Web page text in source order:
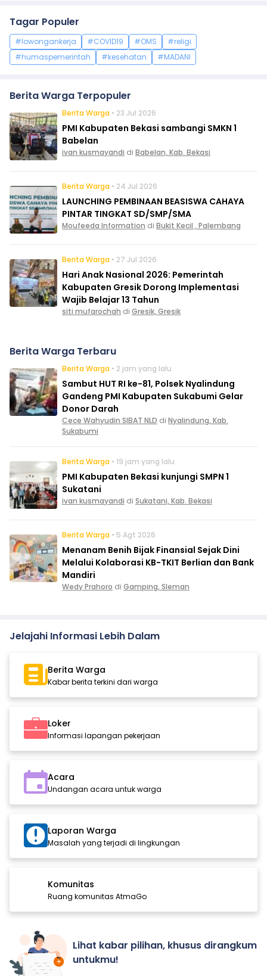
Tagar Populer
#lowongankerja #COVID19 #OMS
#religi
#humaspemerintah
#kesehatan #MADANI
Berita Warga Terpopuler
Berita Warga • 23 Jul 2026
PMI Kabupaten Bekasi sambangi SMKN 1
Babelan
ivan kusmayandi di Babelan, Kab. Bekasi
Berita Warga • 24 Jul 2026
LAUNCHING PEMBINAAN BEASISWA CAHAYA
PINTAR TINGKAT SD/SMP/SMA
Moufeeda Information di Bukit Kecil , Palembang
Berita Warga • 27 Jul 2026
Hari Anak Nasional 2026: Pemerintah
Kabupaten Gresik Dorong Implementasi
Wajib Belajar 13 Tahun
siti mufarochah di Gresik, Gresik
Berita Warga Terbaru
Berita Warga • 2 jam yang lalu
Sambut HUT RI ke-81, Polsek Nyalindung
Gandeng PMI Kabupaten Sukabumi Gelar
Donor Darah
Cece Wahyudin SIBAT NLD di Nyalindung, Kab.
Sukabumi
Berita Warga • 19 jam yang lalu
PMI Kabupaten Bekasi kunjungi SMPN 1
Sukatani
ivan kusmayandi di Sukatani, Kab. Bekasi
Berita Warga • 5 Agt 2026
Menanam Benih Bijak Finansial Sejak Dini
Melalui Kolaborasi KB-TKIT Berlian dan Bank
Mandiri
Wedy Prahoro di Gamping, Sleman
Jelajahi Informasi Lebih Dalam
Berita Warga
Kabar berita terkini dari warga
Loker
Informasi lapangan pekerjaan
Acara
Undangan acara untuk warga
Laporan Warga
Masalah yang terjadi di lingkungan
Komunitas
Ruang komunitas AtmaGo
Lihat kabar pilihan, khusus dirangkum
untukmu!